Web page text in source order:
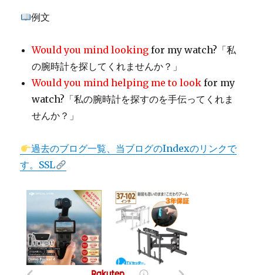
例文
Would you mind looking for my watch?「私
の腕時計を探してくれませんか？」
Would you mind helping me to look for my
watch?「私の腕時計を探すのを手伝ってくれま
せんか？」
過去のブログ一覧、当ブログのIndexのリンクで
す。SSL